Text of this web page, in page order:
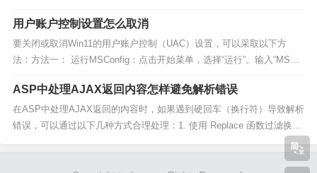
输入以下命令并按回车键：slmgr/ipk W269N-WFGWX-YVC9B-4J6C9-T
83GX第3步、设置KMS服务器：继续输入以下命令并按回车键：slmgr/s
k...
用户账户控制设置怎么取消
要关闭或取消Win11的用户账户控制（UAC）设置，可以采取以下方
法：方法一： 运行MSConfig：点击开始菜单，选择“运行”。输入“MSCo
nfig”并回车。在弹出的系统配置窗口中，点击进入“工具”选项卡。找到并
点击“更改UAC设置”，然后点击下方的“启动”。将滑块滑动到“从不通知”
位...
ASP中处理AJAX返回内容怎样避免解析错误
在ASP中处理AJAX返回的内容时，如果遇到硬回车（换行符）导致解析
错误，可以通过以下几种方式合理处理：1. 使用 Replace 函数过滤换行
符如果返回的是纯文本或JSON字符串，但包含换行符影响解析，可以先